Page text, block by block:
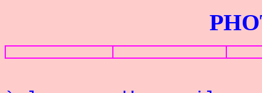
PHOTOS